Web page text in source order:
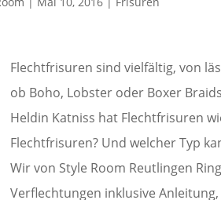
Flechtfrisuren sind vielfältig, von
ob Boho, Lobster oder Boxer
Heldin Katniss hat Flechtfrisuren
Flechtfrisuren? Und welcher Typ
Wir von Style Room Reutlingen
Verflechtungen inklusive